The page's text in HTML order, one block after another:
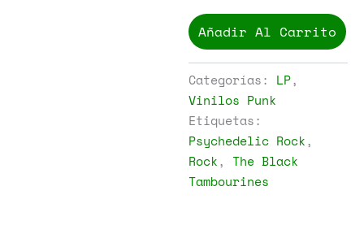
Black
Tambourines
Freedom
cantidad
Añadir Al Carrito
Categorías: LP,
Vinilos Punk
Etiquetas:
Psychedelic Rock,
Rock,The Black
Tambourines